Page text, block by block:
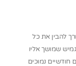
להבין את כל
שמושך אליו
נמוכים